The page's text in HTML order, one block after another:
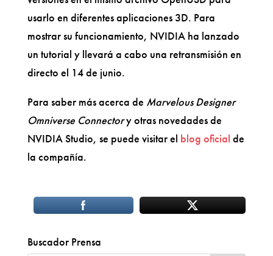
usarlo en diferentes aplicaciones 3D. Para
mostrar su funcionamiento, NVIDIA ha lanzado
un tutorial y llevará a cabo una retransmisión en
directo el 14 de junio.
Para saber más acerca de Marvelous Designer
Omniverse Connectory otras novedades de
NVIDIA Studio, se puede visitar el blog oficial de
la compañía.
Buscador Prensa